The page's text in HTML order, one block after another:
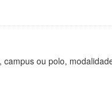
ou polo,